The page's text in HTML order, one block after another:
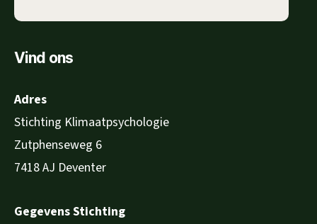
Vind ons
Adres
Stichting Klimaatpsychologie
Zutphenseweg 6
7418 AJ Deventer
Gegevens Stichting